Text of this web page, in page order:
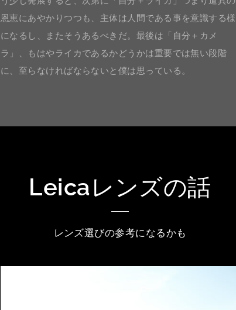
恩恵にあやかりつつも、主体は人間である事を意識する様
になるし、またそうあるべきだ。最後は「自分＋カメ
ラ」、もはやライカであるかどうかは重要では無い段階
に、至らなければならないと僕は思っている。
Leicaレンズの話
レンズ選びの参考になるかも